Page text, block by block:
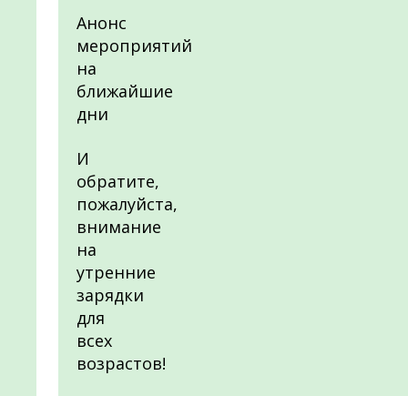
Анонс
мероприятий
на
ближайшие
дни
И
обратите,
пожалуйста,
внимание
на
утренние
зарядки
для
всех
возрастов!